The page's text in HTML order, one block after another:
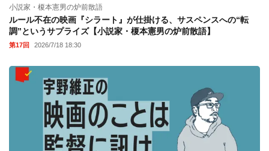
小説家・榎本憲男の炉前散語
ルール不在の映画『シラート』が仕掛ける、サスペンスへの“転
調”というサプライズ【小説家・榎本憲男の炉前散語】
第17回 2026/7/18 18:30